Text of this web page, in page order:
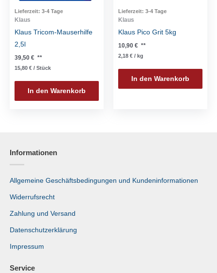
Lieferzeit: 3-4 Tage
Klaus
Klaus Tricom-Mauserhilfe
2,5l
39,50 € **
15,80 € / Stück
In den Warenkorb
Lieferzeit: 3-4 Tage
Klaus
Klaus Pico Grit 5kg
10,90 € **
2,18 € / kg
In den Warenkorb
Informationen
Allgemeine Geschäftsbedingungen und Kundeninformationen
Widerrufsrecht
Zahlung und Versand
Datenschutzerklärung
Impressum
Service